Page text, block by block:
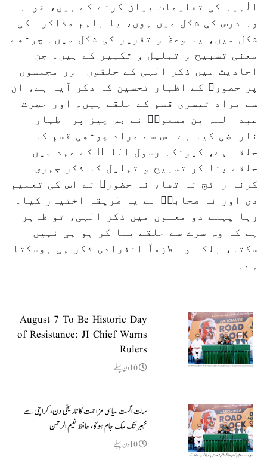
الٰہیہ کی تعلیمات بیان کرنے کے ہیں، خواہ
وہ درس کی شکل میں ہوں، یا باہم مذاکرہ کی
شکل میں، یا وعظ و تقریر کی شکل میں۔ چوتھے
معنی تسبیح و تہلیل و تکبیر کے ہیں۔ جن
احادیث میں ذکر الٰہی کے حلقوں اور مجلسوں
پر حضورﷺ کے اظہار تحسین کا ذکر آیا ہے، ان
سے مراد تیسری قسم کے حلقے ہیں۔ اور حضرت
عبد اللہ بن مسعودؓ نے جس چیز پر اظہار
ناراضی کیا ہے اس سے مراد چوتھی قسم کا
حلقہ ہے، کیونکہ رسول اللہﷺ کے عہد میں
حلقے بنا کر تسبیح و تہلیل کا ذکر جہری
کرنا رائج نہ تھا، نہ حضورﷺ نے اس کی تعلیم
دی اور نہ صحابہؓ نے یہ طریقہ اختیار کیا۔
رہا پہلے دو معنوں میں ذکر الٰہی، تو ظاہر
ہے کہ وہ سرے سے حلقے بنا کر ہو ہی نہیں
سکتا، بلکہ وہ لازماً انفرادی ذکر ہی ہوسکتا
ہے۔
August 7 To Be Historic Day
of Resistance: JI Chief Warns
Rulers
10دن پہلے
سات اگست سیاسی مزاحمت کا تاریخی دن، کراچی سے
خیبر تک ملک جام ہوگا، حافظ نعیم الرحمن
10دن پہلے